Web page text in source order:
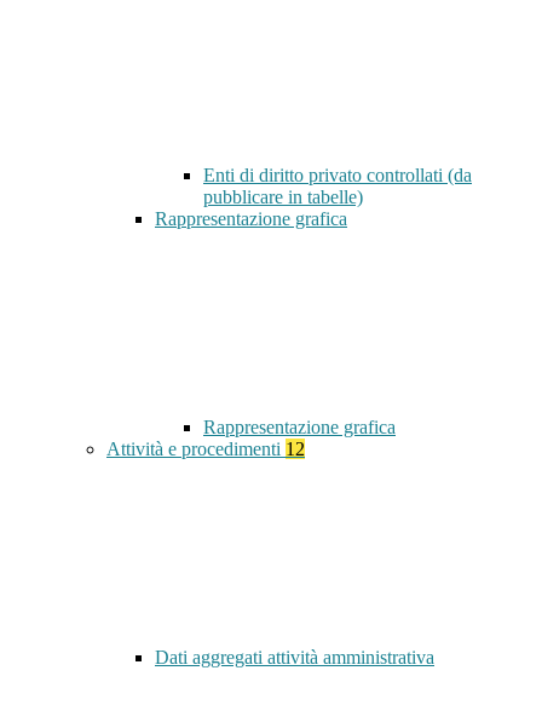
Enti di diritto privato controllati (da
pubblicare in tabelle)
Rappresentazione grafica
Rappresentazione grafica
Attività e procedimenti 12
Dati aggregati attività amministrativa